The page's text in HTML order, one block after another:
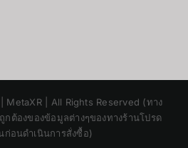
MetaXR | All Rights Reserved (ทาง
ต้องของข้อมูลต่างๆของทางร้านโปรด
ก่อนดำเนินการสั่งซื้อ)Chinese